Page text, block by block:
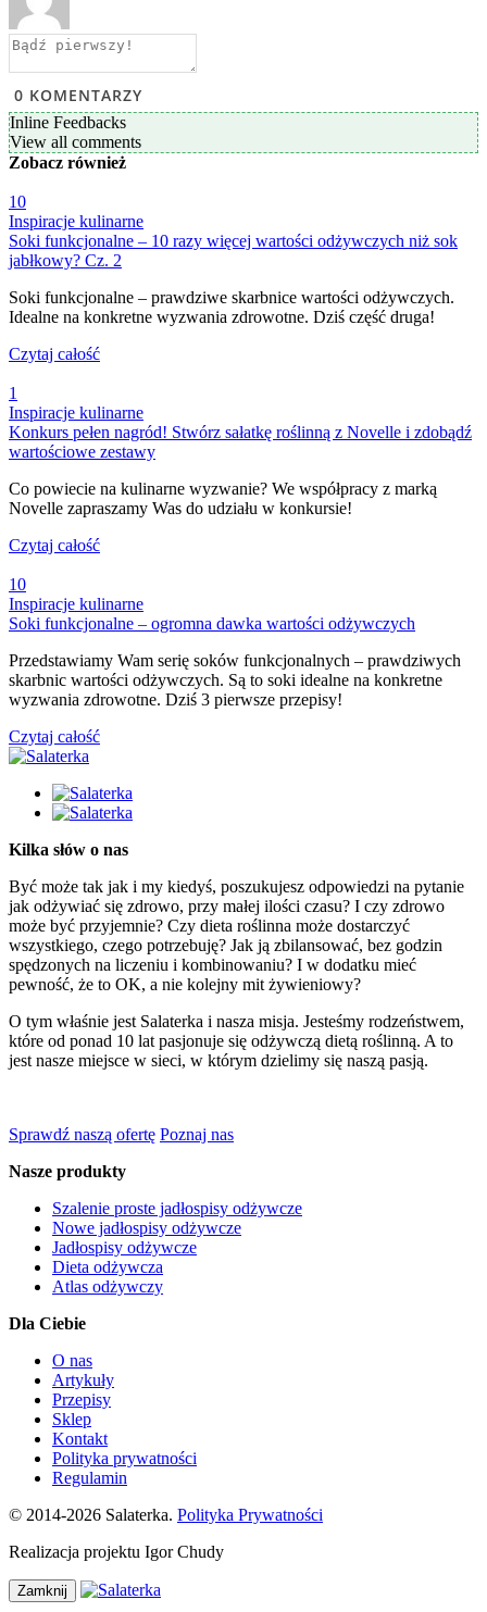
0 KOMENTARZY
Inline Feedbacks
View all comments
Zobacz również
10
Inspiracje kulinarne
Soki funkcjonalne – 10 razy więcej wartości odżywczych niż sok
jabłkowy? Cz. 2
Soki funkcjonalne – prawdziwe skarbnice wartości odżywczych.
Idealne na konkretne wyzwania zdrowotne. Dziś część druga!
Czytaj całość
1
Inspiracje kulinarne
Konkurs pełen nagród! Stwórz sałatkę roślinną z Novelle i zdobądź
wartościowe zestawy
Co powiecie na kulinarne wyzwanie? We współpracy z marką
Novelle zapraszamy Was do udziału w konkursie!
Czytaj całość
10
Inspiracje kulinarne
Soki funkcjonalne – ogromna dawka wartości odżywczych
Przedstawiamy Wam serię soków funkcjonalnych – prawdziwych
skarbnic wartości odżywczych. Są to soki idealne na konkretne
wyzwania zdrowotne. Dziś 3 pierwsze przepisy!
Czytaj całość
Kilka słów o nas
Być może tak jak i my kiedyś, poszukujesz odpowiedzi na pytanie
jak odżywiać się zdrowo, przy małej ilości czasu? I czy zdrowo
może być przyjemnie? Czy dieta roślinna może dostarczyć
wszystkiego, czego potrzebuję? Jak ją zbilansować, bez godzin
spędzonych na liczeniu i kombinowaniu? I w dodatku mieć
pewność, że to OK, a nie kolejny mit żywieniowy?
O tym właśnie jest Salaterka i nasza misja. Jesteśmy rodzeństwem,
które od ponad 10 lat pasjonuje się odżywczą dietą roślinną. A to
jest nasze miejsce w sieci, w którym dzielimy się naszą pasją.
Sprawdź naszą ofertę Poznaj nas
Nasze produkty
Szalenie proste jadłospisy odżywcze
Nowe jadłospisy odżywcze
Jadłospisy odżywcze
Dieta odżywcza
Atlas odżywczy
Dla Ciebie
O nas
Artykuły
Przepisy
Sklep
Kontakt
Polityka prywatności
Regulamin
© 2014-2026 Salaterka. Polityka Prywatności
Realizacja projektu Igor Chudy
Zamknij